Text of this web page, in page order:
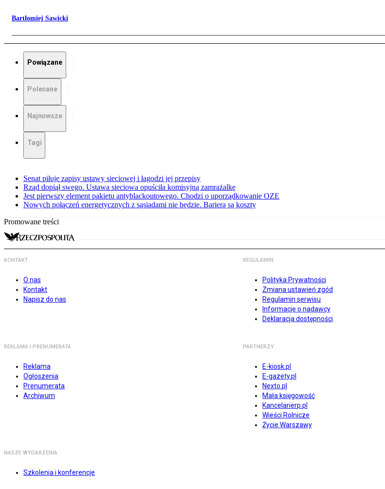
Bartłomiej Sawicki
Powiązane
Polecane
Najnowsze
Tagi
Senat piłuje zapisy ustawy sieciowej i łagodzi jej przepisy
Rząd dopiął swego. Ustawa sieciowa opuściła komisyjną zamrażalkę
Jest pierwszy element pakietu antyblackoutowego. Chodzi o uporządkowanie OZE
Nowych połączeń energetycznych z sąsiadami nie będzie. Barierą są koszty
Promowane treści
KONTAKT
O nas
Kontakt
Napisz do nas
REGULAMIN
Polityka Prywatności
Zmiana ustawień zgód
Regulamin serwisu
Informacje o nadawcy
Deklaracja dostępności
REKLAMA I PRENUMERATA
Reklama
Ogłoszenia
Prenumerata
Archiwum
PARTNERZY
E-kiosk.pl
E-gazety.pl
Nexto.pl
Mała księgowość
Kancelarierp.pl
Wieści Rolnicze
Życie Warszawy
NASZE WYDARZENIA
Szkolenia i konferencje